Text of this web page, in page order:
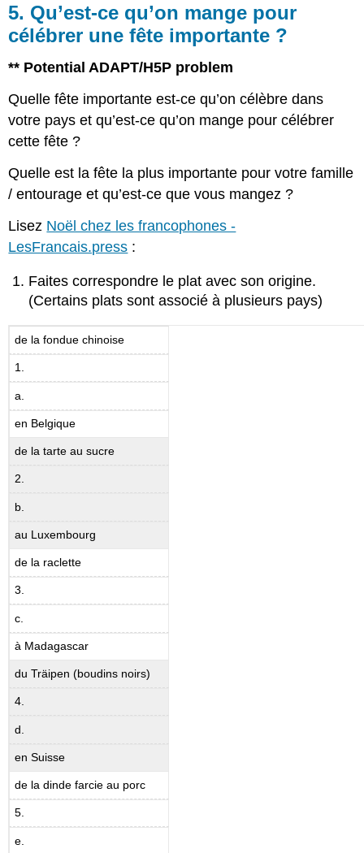
5. Qu’est-ce qu’on mange pour
célébrer une fête importante ?
** Potential ADAPT/H5P problem
Quelle fête importante est-ce qu’on célèbre dans
votre pays et qu’est-ce qu’on mange pour célébrer
cette fête ?
Quelle est la fête la plus importante pour votre famille
/ entourage et qu’est-ce que vous mangez ?
Lisez Noël chez les francophones -
LesFrancais.press :
Faites correspondre le plat avec son origine.
(Certains plats sont associé à plusieurs pays)
de la fondue chinoise
1.
a.
en Belgique
de la tarte au sucre
2.
b.
au Luxembourg
de la raclette
3.
c.
à Madagascar
du Träipen (boudins noirs)
4.
d.
en Suisse
de la dinde farcie au porc
5.
e.